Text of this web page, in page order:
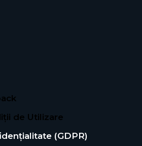
de Utilizare
(GDPR)